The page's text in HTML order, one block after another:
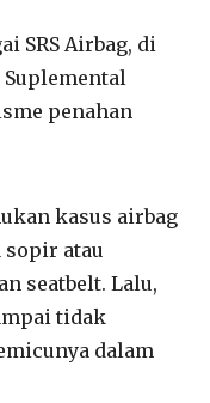
SRS Airbag, di
penahan
kasus airbag
sopir atau
seatbelt. Lalu,
tidak
dalam